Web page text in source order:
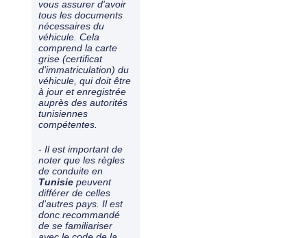
vous assurer d'avoir
tous les documents
nécessaires du
véhicule. Cela
comprend la carte
grise (certificat
d'immatriculation) du
véhicule, qui doit être
à jour et enregistrée
auprès des autorités
tunisiennes
compétentes.
- Il est important de
noter que les règles
de conduite en
Tunisiepeuvent
différer de celles
d'autres pays. Il est
donc recommandé
de se familiariser